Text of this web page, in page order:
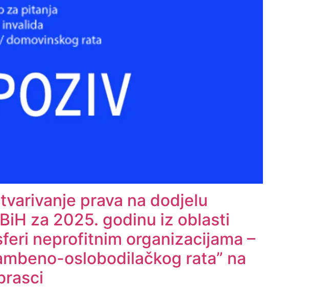
prava na dodjelu
za 2025. godinu iz oblasti
neprofitnim organizacijama –
oslobodilačkog rata” na